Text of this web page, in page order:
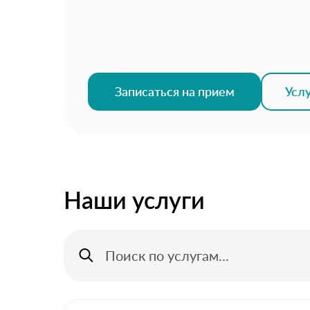
Записаться на прием
Наши услуги